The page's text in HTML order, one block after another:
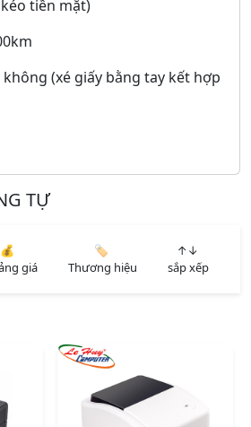
kéo tiền mặt)
không (xé giấy bằng tay kết hợp
TỰ
💰
giá
🏷️
Thương hiệu
↑↓
sắp xếp